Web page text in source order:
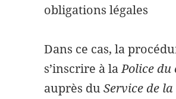
obligations légales
Dans ce cas, la
s’inscrire à laPolice du
auprès duService de